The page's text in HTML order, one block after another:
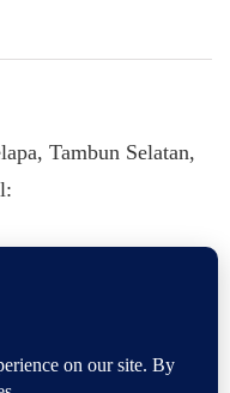
Tambun Selatan,